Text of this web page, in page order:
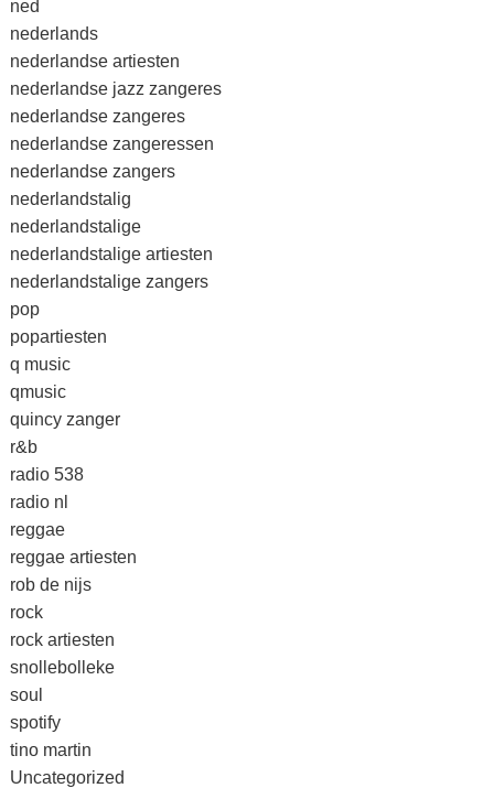
ned
nederlands
nederlandse artiesten
nederlandse jazz zangeres
nederlandse zangeres
nederlandse zangeressen
nederlandse zangers
nederlandstalig
nederlandstalige
nederlandstalige artiesten
nederlandstalige zangers
pop
popartiesten
q music
qmusic
quincy zanger
r&b
radio 538
radio nl
reggae
reggae artiesten
rob de nijs
rock
rock artiesten
snollebolleke
soul
spotify
tino martin
Uncategorized